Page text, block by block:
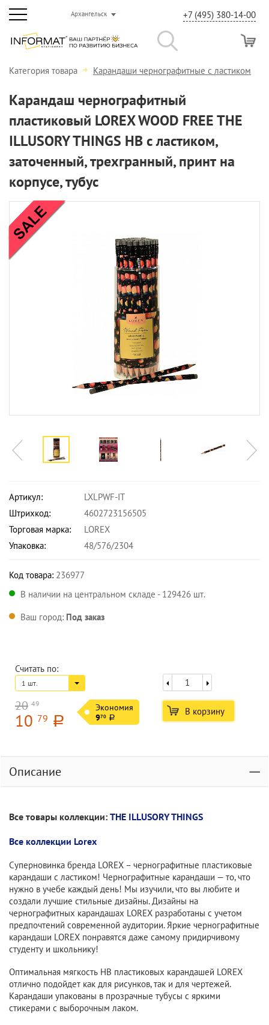
Архангельск +7 (495) 380-14-00
Категория товара Карандаши чернографитные с ластиком
Карандаш чернографитный
пластиковый LOREX WOOD FREE THE
ILLUSORY THINGS НВ с ластиком,
заточенный, трехгранный, принт на
корпусе, тубус
Артикул:
LXLPWF-IT
Штрихкод:
4602723156505
Торговая марка:
LOREX
Упаковка:
48/576/2304
Код товара: 236977
В наличии на центральном складе - 129426 шт.
Ваш город: Под заказ
Считать по:
1 шт.
20 49
10 79 a
Экономия
970 a
В корзину
Описание
Все товары коллекции: THE ILLUSORY THINGS
Все коллекции Lorex
Суперновинка бренда LOREX – чернографитные пластиковые
карандаши с ластиком! Чернографитные карандаши — то, что
нужно в учебе каждый день! Мы изучили, что вы любите и
создали лучшие стильные дизайны. Дизайны на
чернографитных карандашах LOREX разработаны с учетом
предпочтений современной аудитории. Яркие чернографитные
карандаши LOREX понравятся даже самому придирчивому
студенту и школьнику!
Оптимальная мягкость HB пластиковых карандашей LOREX
отлично подойдет как для рисунков, так и для чертежей.
Карандаши упакованы в прозрачные тубусы с яркими
стикерами с выборочным лаком.